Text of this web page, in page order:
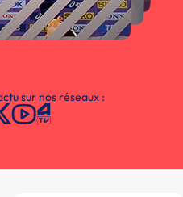
sur nos réseaux :